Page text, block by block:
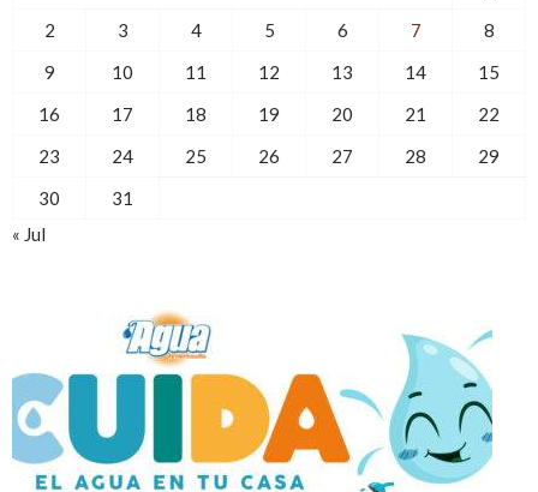
2
3 4 5 6 7
8
9
10 11 12 13 14
15
16
17 18 19 20 21
22
23
24 25 26 27 28
29
30
31
« Jul